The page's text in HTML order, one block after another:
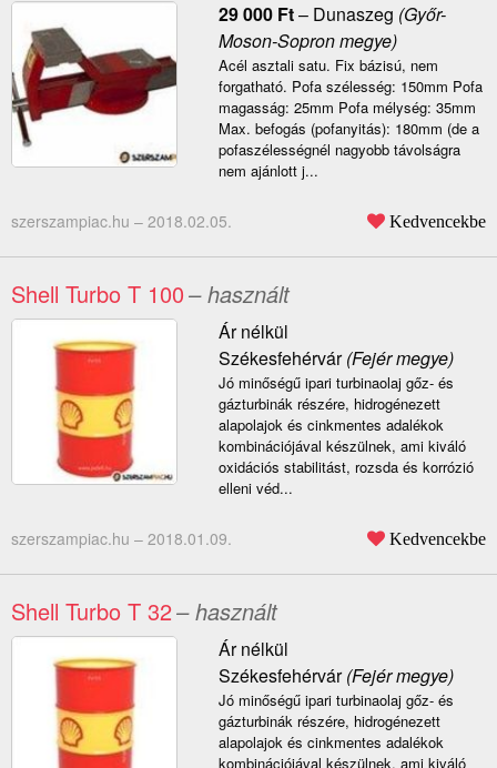
29 000 Ft– Dunaszeg (Győr-
Moson-Sopron megye)
Acél asztali satu. Fix bázisú, nem
forgatható. Pofa szélesség: 150mm Pofa
magasság: 25mm Pofa mélység: 35mm
Max. befogás (pofanyitás): 180mm (de a
pofaszélességnél nagyobb távolságra
nem ajánlott j...
szerszampiac.hu – 2018.02.05. Kedvencekbe
Shell Turbo T 100– használt
Ár nélkül
Székesfehérvár(Fejér megye)
Jó minőségű ipari turbinaolaj gőz- és
gázturbinák részére, hidrogénezett
alapolajok és cinkmentes adalékok
kombinációjával készülnek, ami kiváló
oxidációs stabilitást, rozsda és korrózió
elleni véd...
szerszampiac.hu – 2018.01.09. Kedvencekbe
Shell Turbo T 32– használt
Ár nélkül
Székesfehérvár(Fejér megye)
Jó minőségű ipari turbinaolaj gőz- és
gázturbinák részére, hidrogénezett
alapolajok és cinkmentes adalékok
kombinációjával készülnek, ami kiváló